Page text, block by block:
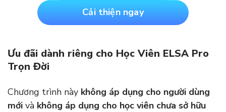
Cải thiện ngay
Ưu đãi dành riêng cho Học Viên ELSA Pro
Trọn Đời
Chương trình này không áp dụng cho người dùng
mới và không áp dụng cho học viên chưa sở hữu